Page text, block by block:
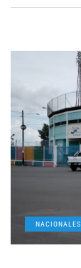
NACIONALES